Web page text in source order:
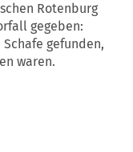
Rotenburg
gegeben:
gefunden,
waren.